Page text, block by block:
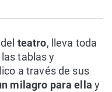
teatro, lleva toda
tablas y
a través de sus
milagro para ella y